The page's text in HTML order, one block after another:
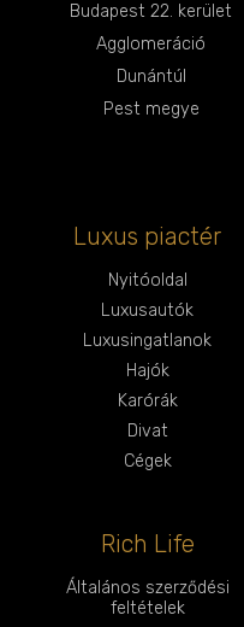
Budapest 22. kerület
Agglomeráció
Dunántúl
Pest megye
Luxus piactér
Nyitóoldal
Luxusautók
Luxusingatlanok
Hajók
Karórák
Divat
Cégek
Rich Life
Általános szerződési
feltételek